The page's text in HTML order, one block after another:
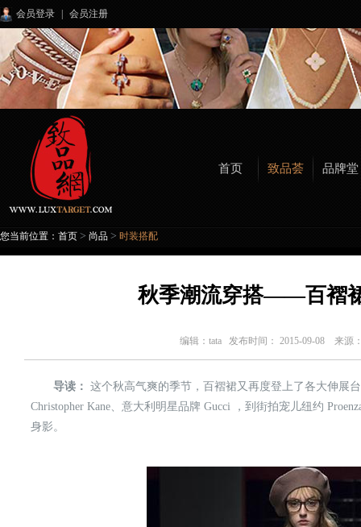
会员登录 会员注册
首页 致品荟 品牌堂
您当前位置： 首页 > 尚品 > 时装搭配
秋季潮流穿搭——百褶
编辑： tata 发布时间： 2015-09-08 来源
导读： 这个秋高气爽的季节，百褶裙又再度登上了各大伸展
Christopher Kane、意大利明星品牌 Gucci ，到街拍宠儿纽约
身影。